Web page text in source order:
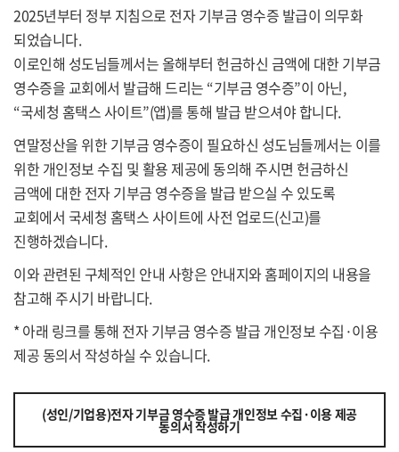
2025년부터 정부 지침으로 전자 기부금 영수증 발급이 의무화
되었습니다.
이로인해 성도님들께서는 올해부터 헌금하신 금액에 대한 기부금
영수증을 교회에서 발급해 드리는 “기부금 영수증”이 아닌,
“국세청 홈택스 사이트”(앱)를 통해 발급 받으셔야 합니다.
연말정산을 위한 기부금 영수증이 필요하신 성도님들께서는 이를
위한 개인정보 수집 및 활용 제공에 동의해 주시면 헌금하신
금액에 대한 전자 기부금 영수증을 발급 받으실 수 있도록
교회에서 국세청 홈택스 사이트에 사전 업로드(신고)를
진행하겠습니다.
이와 관련된 구체적인 안내 사항은 안내지와 홈페이지의 내용을
참고해 주시기 바랍니다.
* 아래 링크를 통해 전자 기부금 영수증 발급 개인정보 수집·이용
제공 동의서 작성하실 수 있습니다.
(성인/기업용)전자 기부금 영수증 발급 개인정보 수집·이용 제공
동의서 작성하기